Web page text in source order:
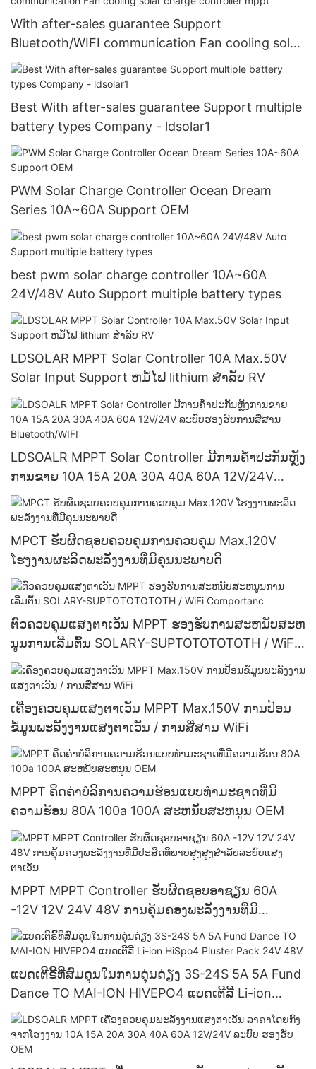
With after-sales guarantee Support
Bluetooth/WIFI communication Fan cooling solar
charge controller mppt
Best With after-sales guarantee Support multiple
battery types Company - ldsolar1
PWM Solar Charge Controller Ocean Dream
Series 10A~60A Support OEM
best pwm solar charge controller 10A~60A
24V/48V Auto Support multiple battery types
LDSOLAR MPPT Solar Controller 10A Max.50V
Solar Input Support ຫມໍ້ໄຟ lithium ສໍາລັບ RV
LDSOALR MPPT Solar Controller ມີການຄໍ້າປະກັນຫຼັງ
ການຂາຍ 10A 15A 20A 30A 40A 60A 12V/24V
ລະບົບຮອງຮັບການສື່ສານ Bluetooth/WIFI
MPCT ຮັບຜິດຊອບຄວບຄຸມການຄວບຄຸມ Max.120V
ໂຮງງານຜະລິດພະລັງງານທີ່ມີຄຸນນະພາບດີ
ຕົວຄວບຄຸມແສງຕາເວັນ MPPT ຮອງຮັບການສະຫນັບສະຫ
ນູນການເລີ່ມຕົ້ນ SOLARY-SUPTOTOTOTOTH / WiFi
Comportanc
ເຄື່ອງຄວບຄຸມແສງຕາເວັນ MPPT Max.150V ການປ້ອນ
ຂໍ້ມູນພະລັງງານແສງຕາເວັນ / ການສື່ສານ WiFi
MPPT ຄິດຄ່າບໍລິການຄວາມຮ້ອນແບບທໍາມະຊາດທີ່ມີ
ຄວາມຮ້ອນ 80A 100a 100A ສະຫນັບສະຫນູນ OEM
MPPT MPPT Controller ຮັບຜິດຊອບອາຊຽນ 60A
-12V 12V 24V 48V ການຄຸ້ມຄອງພະລັງງານທີ່ມີ
ປະສິດທິພາບສູງສູງສໍາລັບລະບົບແສງຕາເວັນ
ແບດເຕີຣີ້ທີ່ສົມດຸນໃນການດຸ່ນດ່ຽງ 3S-24S 5A 5A Fund
Dance TO MAI-ION HIVEPO4 ແບດເຕີລີ່ Li-ion
HiSpo4 Pluster Pack 24V 48V